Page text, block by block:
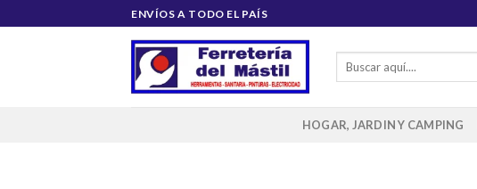
al
ENVÍOS A TODO EL PAÍS
Buscar
HOGAR, JARDIN Y CAMPING